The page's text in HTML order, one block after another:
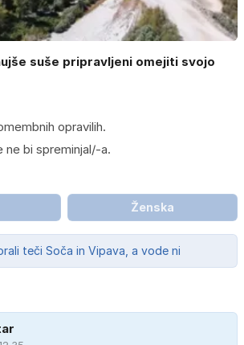
suše pripravljeni omejiti svojo
opravilih.
ne bi spreminjal/-a.
Ženska
teči Soča in Vipava, a vode ni